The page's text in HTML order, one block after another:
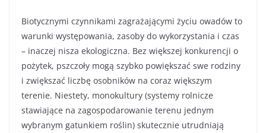
Biotycznymi czynnikami zagrażającymi życiu owadów to
warunki występowania, zasoby do wykorzystania i czas
– inaczej nisza ekologiczna. Bez większej konkurencji o
pożytek, pszczoły mogą szybko powiększać swe rodziny
i zwiększać liczbę osobników na coraz większym
terenie. Niestety, monokultury (systemy rolnicze
stawiające na zagospodarowanie terenu jednym
wybranym gatunkiem roślin) skutecznie utrudniają